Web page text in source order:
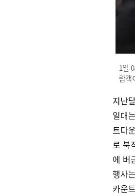
1일
람객
지난
일대
트다
로 북
에 버
행사
카운